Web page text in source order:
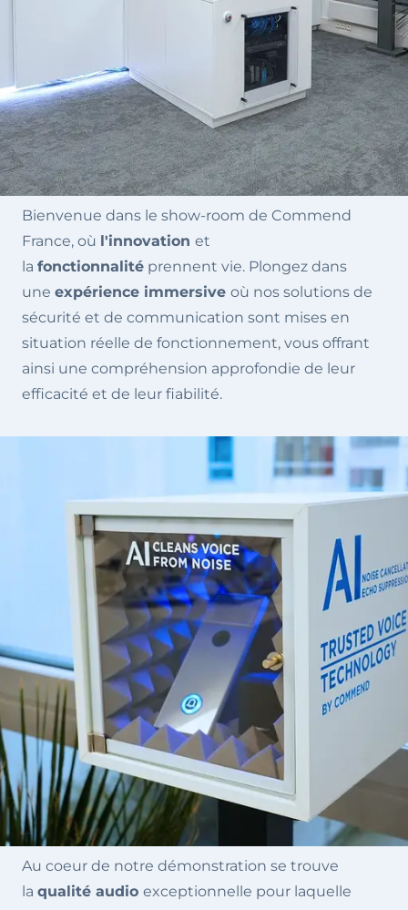
Bienvenue dans le show-room de Commend
France, où l'innovation et
la fonctionnalité prennent vie. Plongez dans
une expérience immersive où nos solutions de
sécurité et de communication sont mises en
situation réelle de fonctionnement, vous offrant
ainsi une compréhension approfondie de leur
efficacité et de leur fiabilité.
Au coeur de notre démonstration se trouve
la qualité audio exceptionnelle pour laquelle